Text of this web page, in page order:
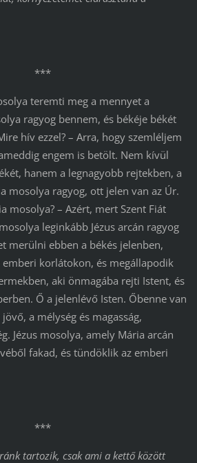
***
teremti meg a mennyet a
ragyog bennem, és békéje békét
hív ezzel? – Arra, hogy szemléljem
engem is betölt. Nem kívül
hanem a legnagyobb rejtekben, a
mosolya ragyog, ott jelen van az Úr.
mosolya? – Azért, mert Szent Fiát
leginkább Jézus arcán ragyog
merülni ebben a békés jelenben,
korlátokon, és megállapodik
aki önmagába rejti Istent, és
Ő a jelenlévő Isten. Őbenne van
a mélység és magasság,
Jézus mosolya, amely Mária arcán
fakad, és tündöklik az emberi
***
tartozik, csak ami a kettő között